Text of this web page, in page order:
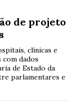
de projeto
clínicas e
dados
de Estado da
parlamentares e